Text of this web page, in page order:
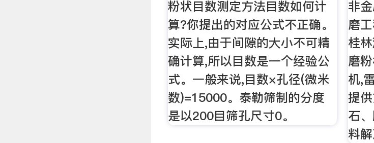
粉状目数测定方法目数如何计
算?你提出的对应公式不正确。
实际上,由于间隙的大小不可精
确计算,所以目数是一个经验公
式。一般来说,目数×孔径(微米
数)=15000。泰勒筛制的分度
是以200目筛孔尺寸0。
非
磨
桂
磨
机,
提
石
料解